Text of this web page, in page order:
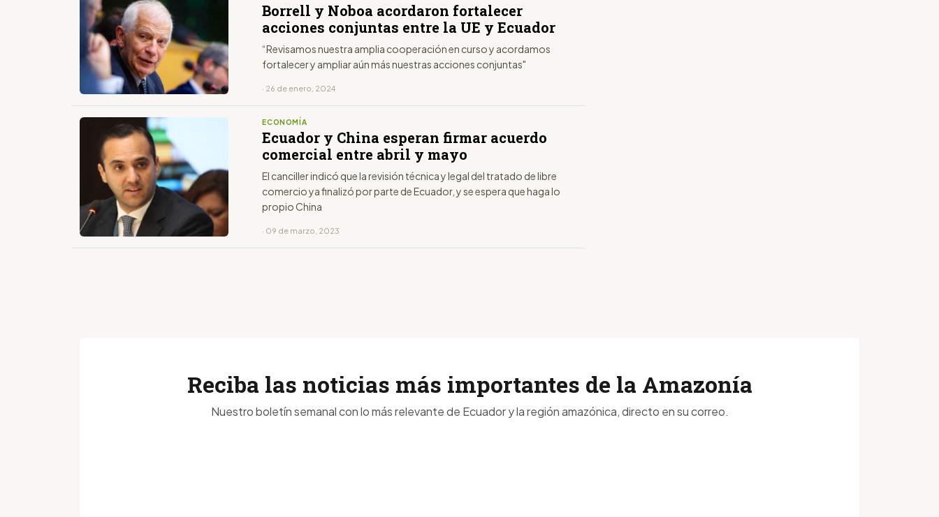
Borrell y Noboa acordaron fortalecer
acciones conjuntas entre la UE y Ecuador
“Revisamos nuestra amplia cooperación en curso y acordamos
fortalecer y ampliar aún más nuestras acciones conjuntas"
· 26 de enero, 2024
ECONOMÍA
Ecuador y China esperan firmar acuerdo
comercial entre abril y mayo
El canciller indicó que la revisión técnica y legal del tratado de libre
comercio ya finalizó por parte de Ecuador, y se espera que haga lo
propio China
· 09 de marzo, 2023
Reciba las noticias más importantes de la Amazonía
Nuestro boletín semanal con lo más relevante de Ecuador y la región amazónica, directo en su correo.